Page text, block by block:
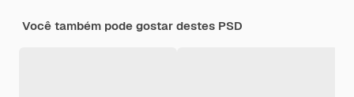
Você também pode gostar destes PSD